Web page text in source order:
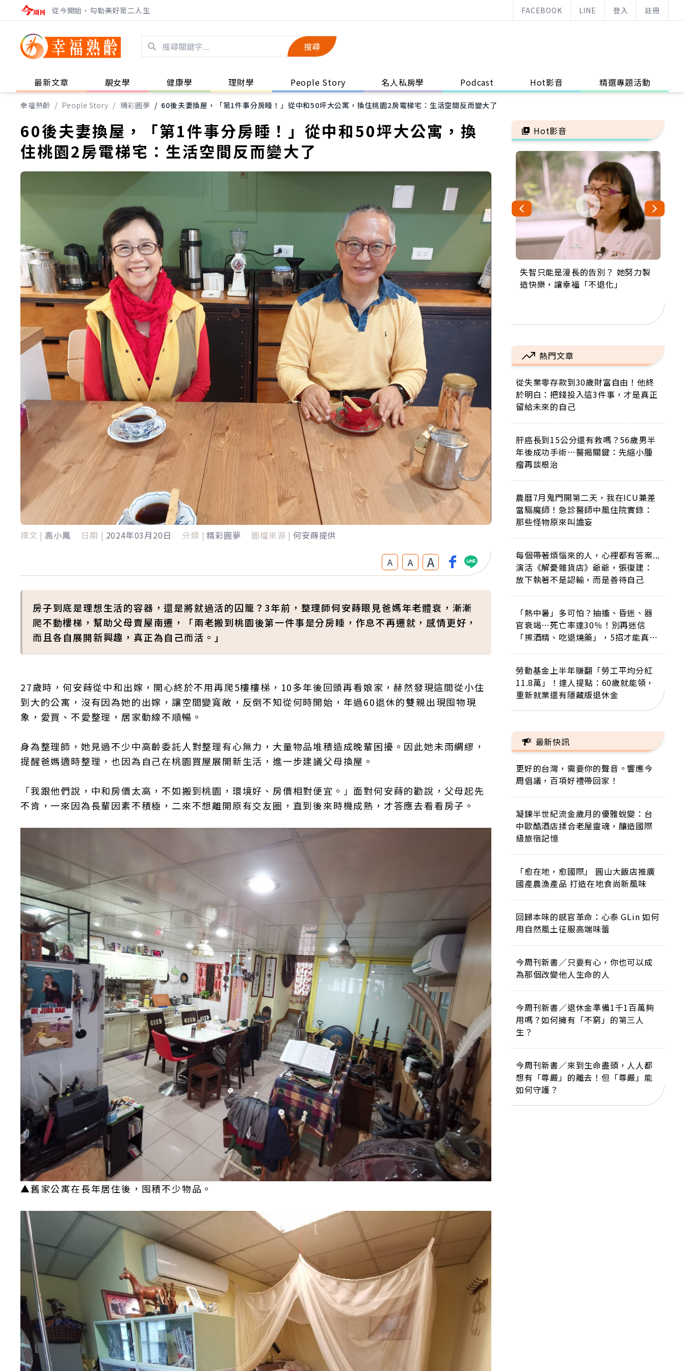
從今開始，勾勒美好第二人生 FACEBOOK LINE 登入 註冊
搜尋
最新文章 靚女學 健康學 理財學 People Story 名人私房學 Podcast Hot影音 精選專題活動
幸福熟齡 / People Story / 精彩圓夢 / 60後夫妻換屋，「第1件事分房睡！」從中和50坪大公寓，換住桃園2房電梯宅：生活空間反而變大了
60後夫妻換屋，「第1件事分房睡！」從中和50坪大公寓，換
住桃園2房電梯宅：生活空間反而變大了
撰文 | 高小鳳 日期 | 2024年03月20日 分類 | 精彩圓夢 圖檔來源 | 何安蒔提供
A A A
房子到底是理想生活的容器，還是將就過活的囚籠？3年前，整理師何安蒔眼見爸媽年老體衰，漸漸
爬不動樓梯，幫助父母賣屋南遷，「兩老搬到桃園後第一件事是分房睡，作息不再遷就，感情更好，
而且各自展開新興趣，真正為自己而活。」
27歲時，何安蒔從中和出嫁，開心終於不用再爬5樓樓梯，10多年後回頭再看娘家，赫然發現這間從小住
到大的公寓，沒有因為她的出嫁，讓空間變寬敞，反倒不知從何時開始，年過60退休的雙親出現囤物現
象，愛買、不愛整理，居家動線不順暢。
身為整理師，她見過不少中高齡委託人對整理有心無力，大量物品堆積造成晚輩困擾。因此她未雨綢繆，
提醒爸媽適時整理，也因為自己在桃園買屋展開新生活，進一步建議父母換屋。
「我跟他們說，中和房價太高，不如搬到桃園，環境好、房價相對便宜。」面對何安蒔的勸說，父母起先
不肯，一來因為長輩因素不積極，二來不想離開原有交友圈，直到後來時機成熟，才答應去看看房子。
▲舊家公寓在長年居住後，囤積不少物品。
Hot影音
失智只能是漫長的告別？ 她努力製
造快樂，讓幸福「不退化」
來自剛果的巧克力神父 為台灣奉獻
36年 「台灣是我的家，我連作夢都
63歲卸矽谷副總、搬回台灣找快
樂！「蛋黃哥小丑」走進安養院，
104歲打破金氏世界紀錄 成為全球
最年長羽球選手，分享長壽的秘密
事業巔峰他選擇追夢…黑手阿伯拉
小提琴還登上小巨蛋！連CNN都大
熱門文章
從失業零存款到30歲財富自由！他終
於明白：把錢投入這3件事，才是真正
留給未來的自己
肝癌長到15公分還有救嗎？56歲男半
年後成功手術…醫揭關鍵：先縮小腫
瘤再談根治
農曆7月鬼門開第二天，我在ICU兼差
當驅魔師！急診醫師中風住院實錄：
那些怪物原來叫譫妄
每個帶著煩惱來的人，心裡都有答案...
演活《解憂雜貨店》爺爺，張復建：
放下執著不是認輸，而是善待自己
「熱中暑」多可怕？抽搐、昏迷、器
官衰竭…死亡率達30％！別再迷信
「擦酒精、吃退燒藥」，5招才能真救
勞動基金上半年賺翻「勞工平均分紅
11.8萬」！達人提點：60歲就能領，
重新就業還有隱藏版退休金
最新快訊
更好的台灣，需要你的聲音。響應今
周倡議，百項好禮帶回家！
凝鍊半世紀流金歲月的優雅蛻變：台
中歐酷酒店揉合老屋靈魂，釀造國際
級旅宿記憶
「愈在地，愈國際」 圓山大飯店推廣
國產農漁產品 打造在地食尚新風味
回歸本味的感官革命：心泰 GLin 如何
用自然風土征服高端味蕾
今周刊新書／只要有心，你也可以成
為那個改變他人生命的人
今周刊新書／退休金準備1千1百萬夠
用嗎？如何擁有「不窮」的第三人
生？
今周刊新書／來到生命盡頭，人人都
想有「尊嚴」的離去！但「尊嚴」能
如何守護？